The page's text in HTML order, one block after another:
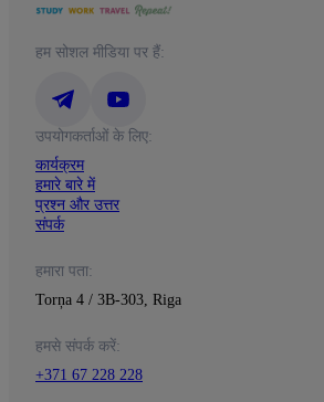
हम सोशल मीडिया पर हैं:
उपयोगकर्ताओं के लिए:
कार्यक्रम
हमारे बारे में
प्रश्न और उत्तर
संपर्क
हमारा पता:
Torņa 4 / 3B-303, Riga
हमसे संपर्क करें:
+371 67 228 228